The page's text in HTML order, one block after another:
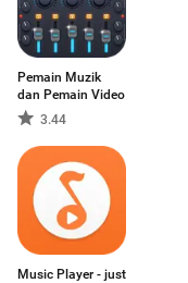
Pemain Muzik
dan Pemain Video
3.44
Music Player - just